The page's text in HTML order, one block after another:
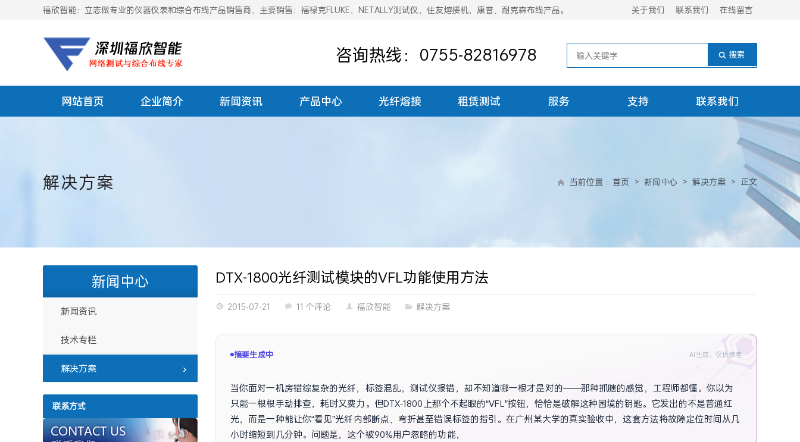
福欣智能：立志做专业的仪器仪表和综合布线产品销售商，主要销售：福禄克FLUKE、NETALLY测试仪，住友熔接机，康普、耐克森布线产品。 关于我们 联系我们 在线留言
咨询热线：0755-82816978
网站首页 企业简介 新闻资讯 产品中心 光纤熔接 租赁测试 服务 支持 联系我们
解决方案 当前位置 : 首页 > 新闻中心 > 解决方案 > 正文
DTX-1800光纤测试模块的VFL功能使用方法
2015-07-21 11 个评论 福欣智能 解决方案
摘要已生成 AI生成，仅供参考
当你面对一机房错综复杂的光纤，标签混乱，测试仪报错，却不知道哪一根才是对的——那种抓瞎的感觉，工程师都懂。你以为
只能一根根手动排查，耗时又费力。但DTX-1800上那个不起眼的“VFL”按钮，恰恰是破解这种困境的钥匙。它发出的不是普通红
光，而是一种能让你“看见”光纤内部断点、弯折甚至错误标签的指引。在广州某大学的真实验收中，这套方法将故障定位时间从几
小时缩短到几分钟。问题是，这个被90%用户忽略的功能，具体该如何操作才能发挥最大威力？
新闻中心
新闻资讯
技术专栏
解决方案
联系方式